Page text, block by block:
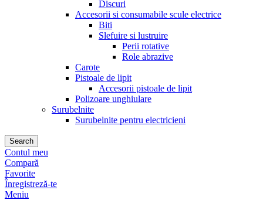
Discuri
Accesorii si consumabile scule electrice
Biti
Slefuire si lustruire
Perii rotative
Role abrazive
Carote
Pistoale de lipit
Accesorii pistoale de lipit
Polizoare unghiulare
Surubelnite
Surubelnite pentru electricieni
Search
Contul meu
Compară
Favorite
Înregistreză-te
Meniu